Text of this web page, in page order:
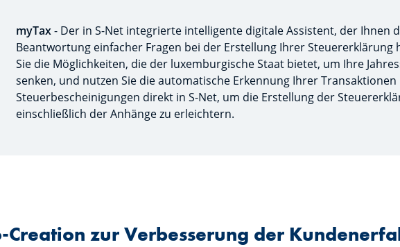
myTax- Der in S-Net integrierte intelligente digitale Assistent, der Ihnen
Beantwortung einfacher Fragen bei der Erstellung Ihrer Steuererklärung
Sie die Möglichkeiten, die der luxemburgische Staat bietet, um Ihre
senken, und nutzen Sie die automatische Erkennung Ihrer Transaktionen
Steuerbescheinigungen direkt in S-Net, um die Erstellung der
einschließlich der Anhänge zu erleichtern.
Creation zur Verbesserung der